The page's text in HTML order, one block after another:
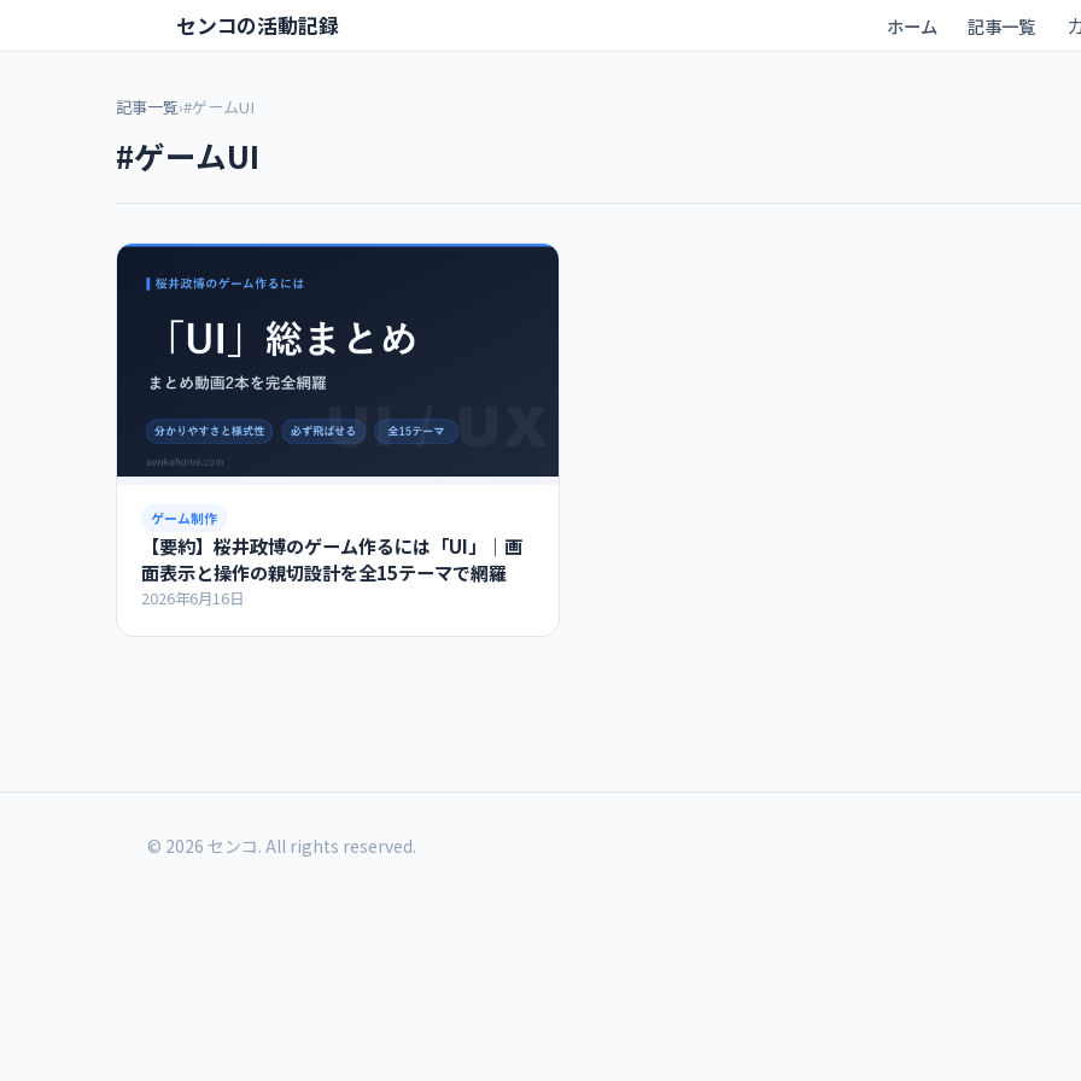
センコの活動記録 ホーム 記事一覧
記事一覧›#ゲームUI
#ゲームUI
ゲーム制作
【要約】桜井政博のゲーム作るには「UI」｜画
面表示と操作の親切設計を全15テーマで網羅
2026年6月16日
© 2026 センコ. All rights reserved.